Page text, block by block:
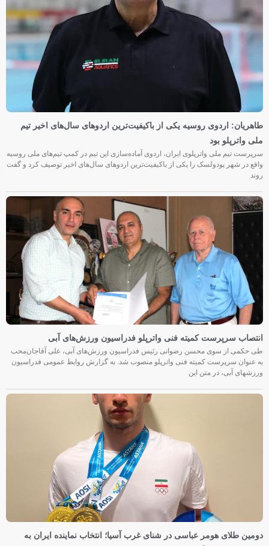
طاهریان: اردوی روسیه یکی از باکیفیت‌ترین اردوهای سال‌های اخیر تیم
ملی واترپلو بود
سرپرست تیم ملی واترپلوی ایران، اردوی آماده‌سازی این تیم در کمپ تیم‌های ملی روسیه
واقع در شهر پودولسک را یکی از باکیفیت‌ترین اردوهای سال‌های اخیر توصیف کرد و گفت
روند
انتصاب سرپرست کمیته فنی واترپلو فدراسیون ورزش‌های آبی
طی حکمی از سوی محسن رضوانی رئیس فدراسیون ورزش‌های آبی، علی آقاجان‌محب
به عنوان سرپرست کمیته فنی واترپلو منصوب شد. به گزارش روابط عمومی فدراسیون
ورزشهای آبی، در متن این
دومین طلای هومر عباسی در شنای غرب آسیا؛ انتخاب نماینده ایران به